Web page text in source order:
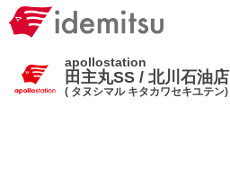
apollostation
田主丸SS / 北川石油店
( タヌシマル キタカワセキユテン)